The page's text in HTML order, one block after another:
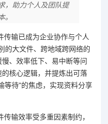
，助力个人及团队提
。
传输已成为企业协作与个人
的大文件、跨地域跨网络的
、效率低下、易中断等问
核心逻辑，并提炼出可落
等待"的焦虑，实现资料分享
输效率受多重因素制约，